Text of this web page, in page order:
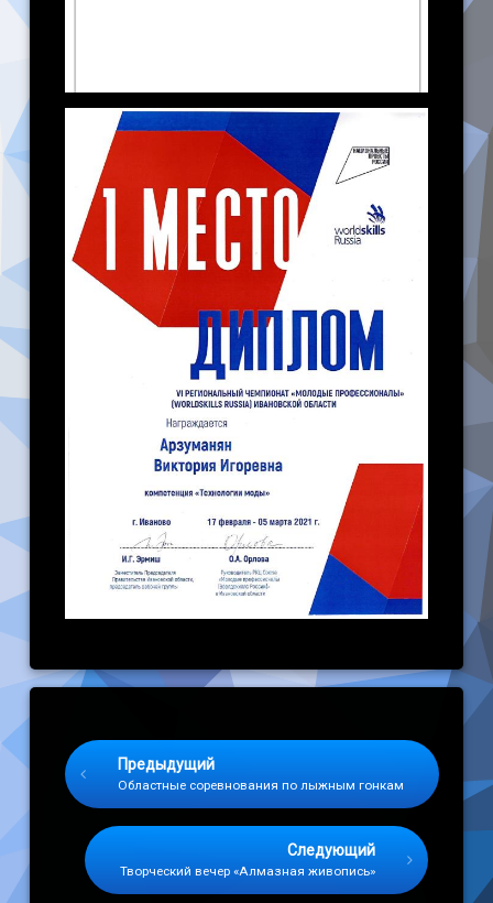
Предыдущий
Областные соревнования по лыжным гонкам
Следующий
Творческий вечер «Алмазная живопись»